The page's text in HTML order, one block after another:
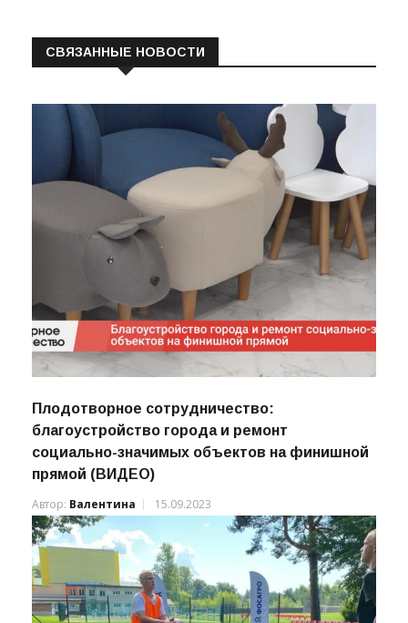
СВЯЗАННЫЕ НОВОСТИ
Плодотворное сотрудничество:
благоустройство города и ремонт
социально-значимых объектов на финишной
прямой (ВИДЕО)
Автор: Валентина 15.09.2023